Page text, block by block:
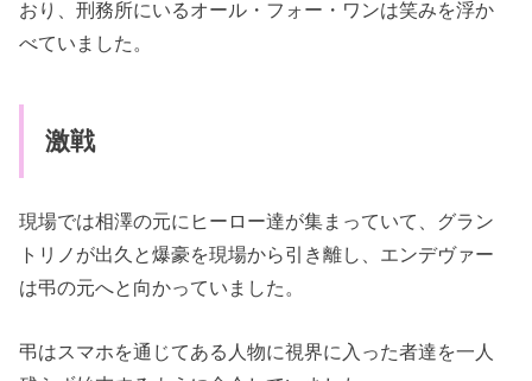
おり、刑務所にいるオール・フォー・ワンは笑みを浮か
べていました。
激戦
現場では相澤の元にヒーロー達が集まっていて、グラン
トリノが出久と爆豪を現場から引き離し、エンデヴァー
は弔の元へと向かっていました。
弔はスマホを通じてある人物に視界に入った者達を一人